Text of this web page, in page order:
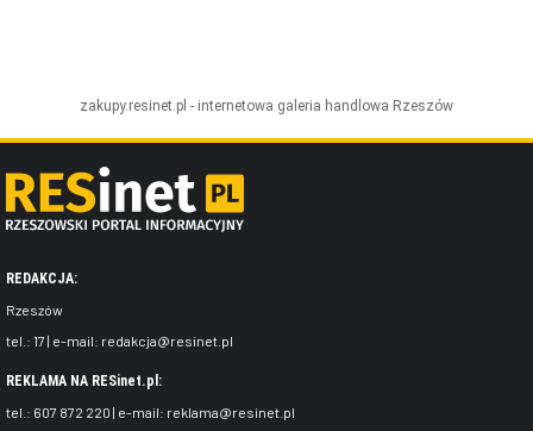
zakupy.resinet.pl - internetowa galeria handlowa Rzeszów
REDAKCJA:
Rzeszów
tel.: 17 | e-mail: redakcja@resinet.pl
REKLAMA NA RESinet.pl:
tel.: 607 872 220 | e-mail: reklama@resinet.pl